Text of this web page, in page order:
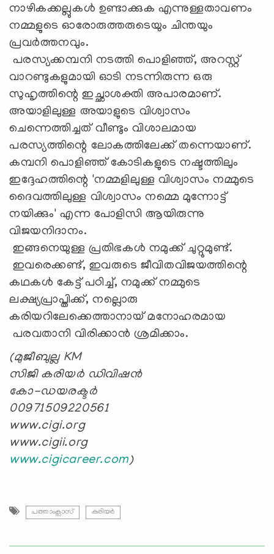
നാഴികക്കല്ലുകൾ ഉണ്ടാക്കുക എന്നുള്ളതാവണം
നമ്മളുടെ ഓരോരുത്തരുടെയും ചിന്തയും
പ്രവർത്തനവും.
പരസ്യക്കമ്പനി നടത്തി പൊളിഞ്ഞ്, അറസ്റ്റ്
വാറണ്ടുകളുമായി ഓടി നടന്നിരുന്ന ഒരു
സുഹൃത്തിന്റെ ഇച്ഛാശക്തി അപാരമാണ്.
അയാളിലുള്ള അയാളുടെ വിശ്വാസം
ചെന്നെത്തിച്ചത് വീണ്ടും വിശാലമായ
പരസ്യത്തിന്റെ ലോകത്തിലേക്ക് തന്നെയാണ്.
കമ്പനി പൊളിഞ്ഞ് കോടികളുടെ നഷ്ടത്തിലും
ഇദ്ദേഹത്തിന്റെ 'നമ്മളിലുള്ള വിശ്വാസം നമ്മുടെ
ദൈവത്തിലുള്ള വിശ്വാസം നമ്മെ മുന്നോട്ട്
നയിക്കും' എന്ന പോളിസി ആയിരുന്നു
വിജയനിദാനം.
ഇങ്ങനെയുള്ള പ്രതിഭകൾ നമുക്ക് ചുറ്റുമുണ്ട്.
ഇവരെക്കണ്ട്, ഇവരുടെ ജീവിതവിജയത്തിന്റെ
കഥകൾ കേട്ട് പഠിച്ച്, നമുക്ക് നമ്മുടെ
ലക്ഷ്യപ്രാപ്തിക്ക്, നല്ലൊരു
കരിയറിലേക്കെത്താനായ് മനോഹരമായ
പരവതാനി വിരിക്കാൻ ശ്രമിക്കാം.
(മുജീബുല്ല KM
സിജി കരിയർ ഡിവിഷൻ
കോ-ഡയരക്ടർ
00971509220561
www.cigi.org
www.cigii.org
www.cigicareer.com)
പത്താംക്ലാസ് കരിയര്‍